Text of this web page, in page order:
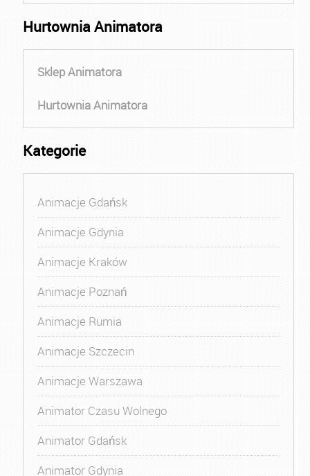
Hurtownia Animatora
Sklep Animatora
Hurtownia Animatora
Kategorie
Animacje Gdańsk
Animacje Gdynia
Animacje Kraków
Animacje Poznań
Animacje Rumia
Animacje Szczecin
Animacje Warszawa
Animator Czasu Wolnego
Animator Gdańsk
Animator Gdynia